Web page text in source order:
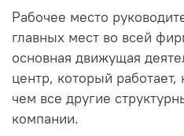
Рабочее место
главных мест во всей
основная движущая
центр, который
чем все другие
компании.